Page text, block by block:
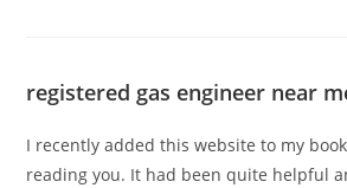
registered gas engineer near
I recently added this website to my
reading you. It had been quite helpful